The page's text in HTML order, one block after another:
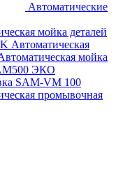
Автоматические
мойка деталей
Автоматическая
мойка
ЭКО
SAM-VM 100
промывочная